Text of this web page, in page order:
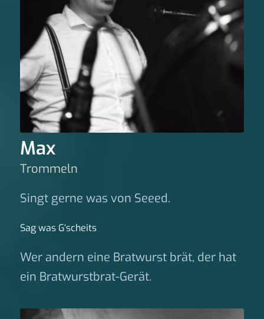
Max
Trommeln
Singt gerne was von Seeed.
Sag was G‘scheits
Wer andern eine Bratwurst brät, der hat
ein Bratwurstbrat-Gerät.